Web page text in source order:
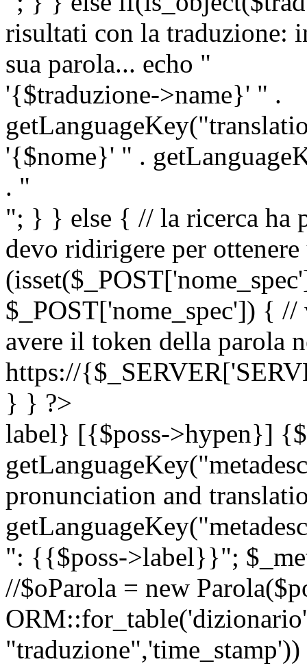
risultati con la traduzione:
sua parola... echo "
'{$traduzione->name}' " .
'{$nome}' " .
. "
"; } } else { // la ricerca ha
devo ridirigere per
$_POST['nome_spec']) {
avere il token della parola
https://
} } ?>
label} [{$poss->hypen}]
pronunciation and
": {{$poss->label}}";
//$oParola = new